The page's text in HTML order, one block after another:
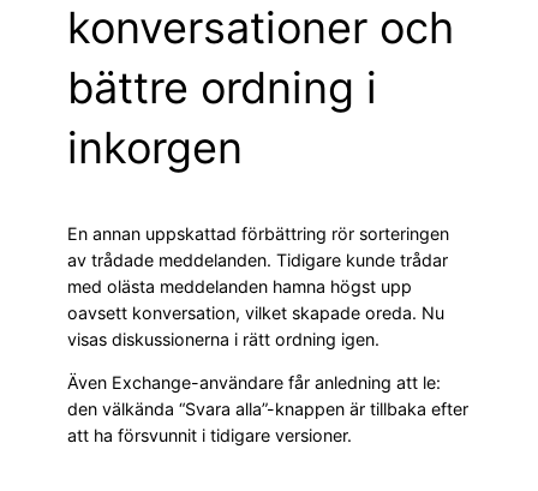
konversationer och
bättre ordning i
inkorgen
En annan uppskattad förbättring rör sorteringen
av trådade meddelanden. Tidigare kunde trådar
med olästa meddelanden hamna högst upp
oavsett konversation, vilket skapade oreda. Nu
visas diskussionerna i rätt ordning igen.
Även Exchange-användare får anledning att le:
den välkända “Svara alla”-knappen är tillbaka efter
att ha försvunnit i tidigare versioner.